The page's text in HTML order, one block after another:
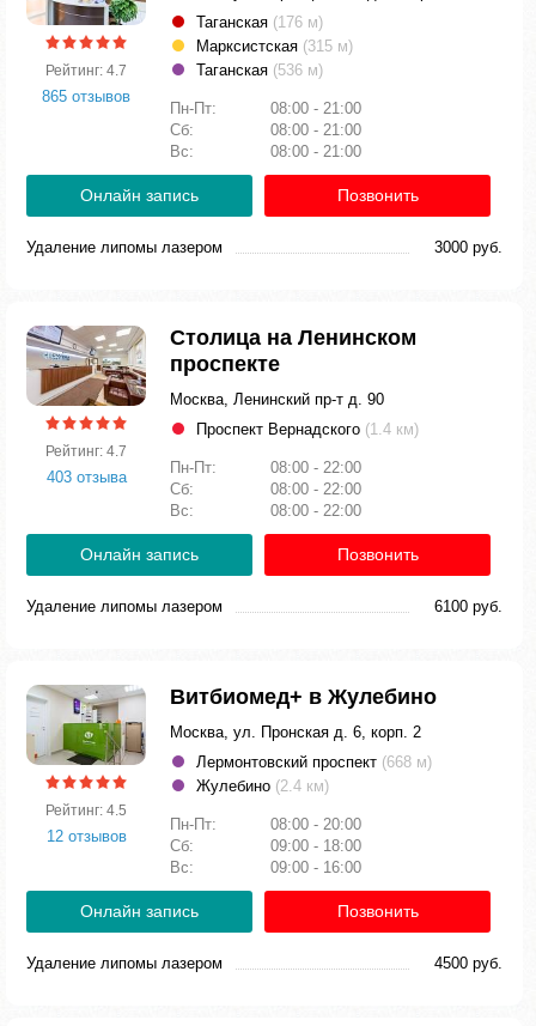
Рейтинг: 4.7
865 отзывов
Таганская (176 м)
Марксистская (315 м)
Таганская (536 м)
Пн-Пт:
08:00 - 21:00
Сб:
08:00 - 21:00
Вс:
08:00 - 21:00
Онлайн запись Позвонить
Удаление липомы лазером 3000 руб.
Рейтинг: 4.7
403 отзыва
Столица на Ленинском
проспекте
Москва, Ленинский пр-т д. 90
Проспект Вернадского (1.4 км)
Пн-Пт:
08:00 - 22:00
Сб:
08:00 - 22:00
Вс:
08:00 - 22:00
Онлайн запись Позвонить
Удаление липомы лазером 6100 руб.
Рейтинг: 4.5
12 отзывов
Витбиомед+ в Жулебино
Москва, ул. Пронская д. 6, корп. 2
Лермонтовский проспект (668 м)
Жулебино (2.4 км)
Пн-Пт:
08:00 - 20:00
Сб:
09:00 - 18:00
Вс:
09:00 - 16:00
Онлайн запись Позвонить
Удаление липомы лазером 4500 руб.